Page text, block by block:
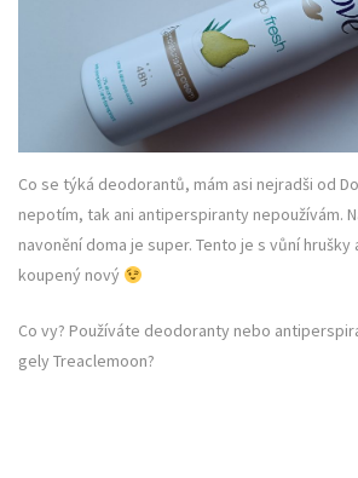
Co se týká deodorantů, mám asi nejradši od
nepotím, tak ani antiperspiranty nepoužívám.
navonění doma je super. Tento je s vůní hrušky
koupený nový
Co vy? Používáte deodoranty nebo
gely Treaclemoon?